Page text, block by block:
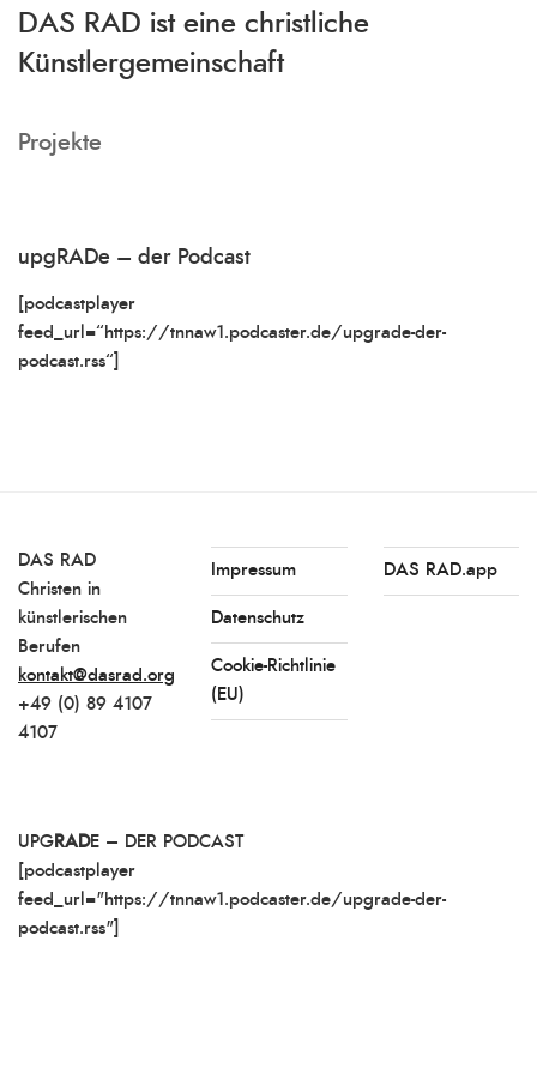
DAS RAD ist eine christliche
Künstlergemeinschaft
Projekte
upgRADe – der Podcast
[podcastplayer
feed_url=“https://tnnaw1.podcaster.de/upgrade-der-
podcast.rss“]
DAS RAD
Christen in
künstlerischen
Berufen
kontakt@dasrad.org
+49 (0) 89 4107
4107
Impressum
Datenschutz
Cookie-Richtlinie
(EU)
DAS RAD.app
UPG RADE – DER PODCAST
[podcastplayer
feed_url="https://tnnaw1.podcaster.de/upgrade-der-
podcast.rss"]